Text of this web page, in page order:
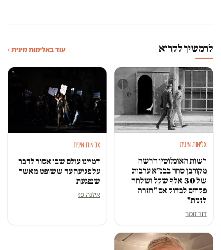
להמשיך לקרוא עוד באלימות מינית ›
אלימות מינית
רשות האוכלוסין דרשה
מקורבן סחר בבנ״א ערבות
של 30 אלף שקל ושלחה
פקחים לבדוק אם "חזרה
לזנות"
דור זומר
אלימות מינית
דמיינו עולם שבו אסור לדבר
על פגיעה עד ששופט מאשר
שנפגעת
אילנה פז